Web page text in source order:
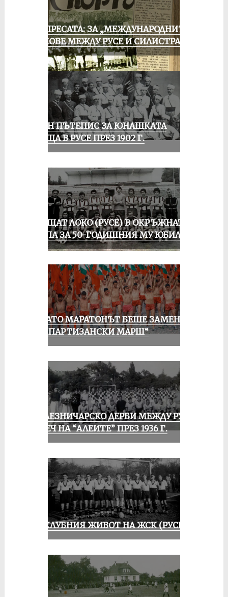
ОТ ПРЕСАТА: ЗА „МЕЖДУНАРОДНИТЕ“
МАЧОВЕ МЕЖДУ РУСЕ И СИЛИСТРА
ЕДИН ПЪТЕПИС ЗА ЮНАШКАТА
СРЕЩА В РУСЕ ПРЕЗ 1902 Г.
ПРАЩАТ ЛОКО (РУСЕ) В ОКРЪЖНАТА
ГРУПА ЗА 50-ГОДИШНИЯ МУ ЮБИЛЕЙ
КОГАТО МАРАТОНЪТ БЕШЕ ЗАМЕНЕН
ОТ „ПАРТИЗАНСКИ МАРШ“
ЖЕЛЕЗНИЧАРСКО ДЕРБИ МЕЖДУ РУСЕ
И ПЕЧ НА “АЛЕИТЕ” ПРЕЗ 1936 Г.
ИЗ КЛУБНИЯ ЖИВОТ НА ЖСК (РУСЕ)